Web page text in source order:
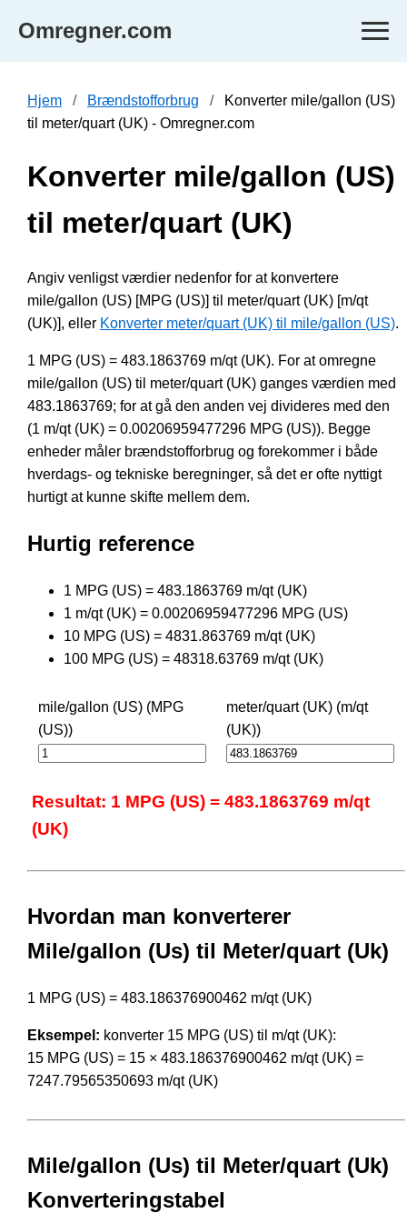
Omregner.com
Hjem Brændstofforbrug
Konverter mile/gallon (US)
til meter/quart (UK) - Omregner.com
Konverter mile/gallon (US)
til meter/quart (UK)
Angiv venligst værdier nedenfor for at konvertere
mile/gallon (US) [MPG (US)] til meter/quart (UK) [m/qt
(UK)], eller Konverter meter/quart (UK) til mile/gallon (US).
1 MPG (US) = 483.1863769 m/qt (UK). For at omregne
mile/gallon (US) til meter/quart (UK) ganges værdien med
483.1863769; for at gå den anden vej divideres med den
(1 m/qt (UK) = 0.00206959477296 MPG (US)). Begge
enheder måler brændstofforbrug og forekommer i både
hverdags- og tekniske beregninger, så det er ofte nyttigt
hurtigt at kunne skifte mellem dem.
Hurtig reference
1 MPG (US) = 483.1863769 m/qt (UK)
1 m/qt (UK) = 0.00206959477296 MPG (US)
10 MPG (US) = 4831.863769 m/qt (UK)
100 MPG (US) = 48318.63769 m/qt (UK)
mile/gallon (US) (MPG
(US))
meter/quart (UK) (m/qt
(UK))
Resultat: 1 MPG (US) = 483.1863769 m/qt
(UK)
Hvordan man konverterer
Mile/gallon (Us) til Meter/quart (Uk)
1 MPG (US) = 483.186376900462 m/qt (UK)
Eksempel: konverter 15 MPG (US) til m/qt (UK):
15 MPG (US) = 15 × 483.186376900462 m/qt (UK) =
7247.79565350693 m/qt (UK)
Mile/gallon (Us) til Meter/quart (Uk)
Konverteringstabel